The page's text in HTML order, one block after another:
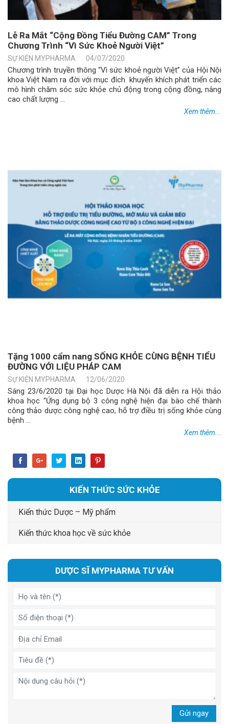
KIẾN THỨC SỨC KHỎE
Kiến thức Dược – Mỹ phẩm
Kiến thức khoa học về sức khỏe
DƯỢC SĨ MYPHARMA TƯ VẤN
Gửi ngay
Lễ Ra Mắt “Cộng Đồng Tiểu Đường CAM” Trong
Chương Trình “Vì Sức Khoẻ Người Việt”
SỰ KIỆN MYPHARMA 04/07/2020
Chương trình truyền thông “Vì sức khoẻ người Việt” của Hội Nội
khoa Việt Nam ra đời với mục đích khuyến khích phát triển các
mô hình chăm sóc sức khỏe chủ động trong cộng đồng, nâng
cao chất lượng ...
Xem thêm...
Tặng 1000 cẩm nang SỐNG KHỎE CÙNG BỆNH TIỂU
ĐƯỜNG VỚI LIỆU PHÁP CAM
SỰ KIỆN MYPHARMA 12/06/2020
Sáng 23/6/2020 tại Đại học Dược Hà Nội đã diễn ra Hội thảo
khoa học “Ứng dụng bộ 3 công nghệ hiện đại bào chế thành
công thảo dược công nghệ cao, hỗ trợ điều trị sống khỏe cùng
bệnh ...
Xem thêm...